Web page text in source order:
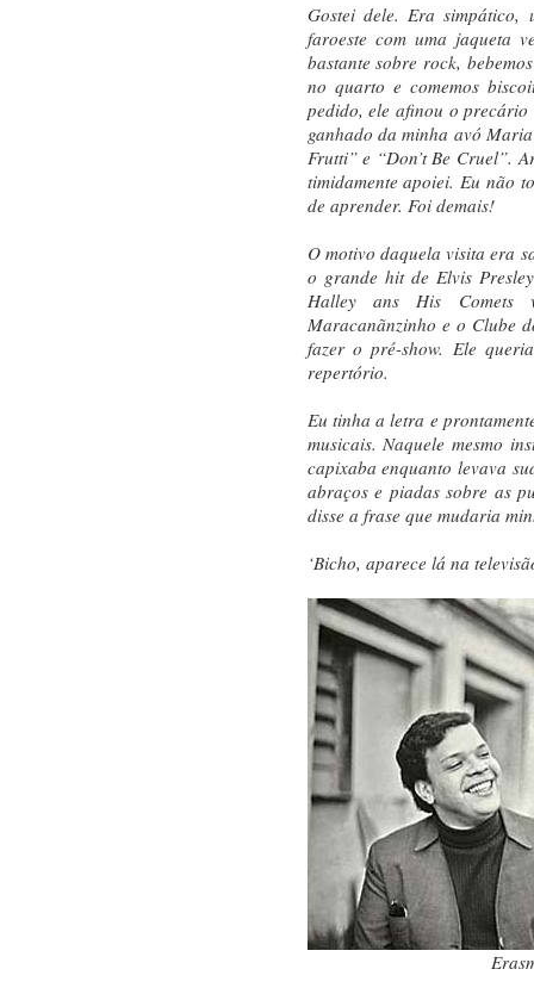
Gostei dele. Era simpático,
faroeste com uma jaqueta
bastante sobre rock,
no quarto e comemos
pedido, ele afinou o
ganhado da minha avó
Frutti” e “Don’t Be Cruel”.
timidamente apoiei. Eu não
de aprender. Foi demais!
O motivo daquela visita era
o grande hit de Elvis
Halley ans His Comets
Maracanãnzinho e o Clube
fazer o pré-show. Ele
repertório.
Eu tinha a letra e
musicais. Naquele mesmo
capixaba enquanto levava
abraços e piadas sobre as
disse a frase que mudaria
‘Bicho, aparece lá na